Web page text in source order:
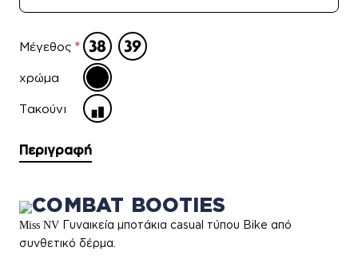
Μέγεθος
χρώμα
Τακούνι
Περιγραφή
COMBAT BOOTIES
Miss NV Γυναικεία μποτάκια casual τύπου Bike από
συνθετικό δέρμα.